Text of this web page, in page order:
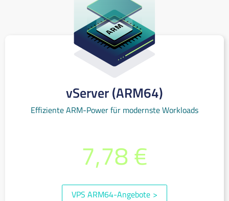
vServer (ARM64)
Effiziente ARM-Power für modernste Workloads
7,78 €
VPS ARM64-Angebote >